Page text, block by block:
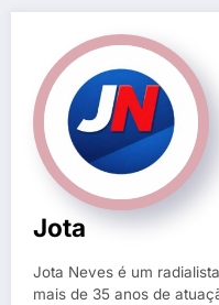
Jota
Jota Neves é um
mais de 35 anos de